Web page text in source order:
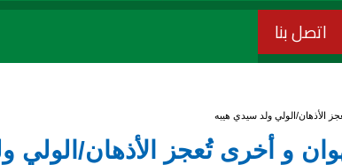
اتصل بنا
الأذهان/الولي ولد سيدي هيبه
و أخرى تُعجز الأذهان/الولي